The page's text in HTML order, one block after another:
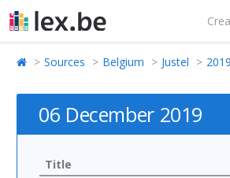
Sources Belgium Justel 2019
06 December 2019
Title